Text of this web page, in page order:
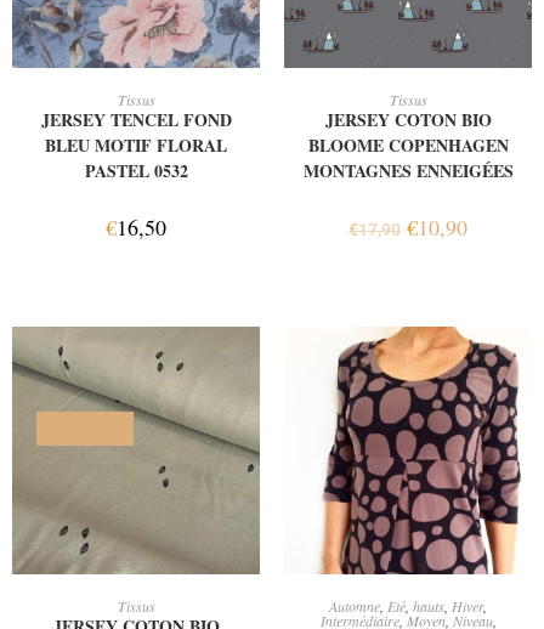
Tissus
JERSEY TENCEL FOND
BLEU MOTIF FLORAL
PASTEL 0532
€16,50
Tissus
JERSEY COTON BIO
BLOOME COPENHAGEN
MONTAGNES ENNEIGÉES
€17,90 €10,90
Tissus CHOIX DES OPTIONS
Automne Eté hauts Hiver,
Intermédiaire,Moyen, Niveau,